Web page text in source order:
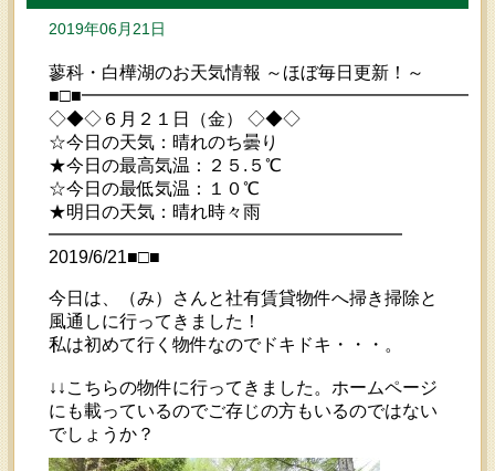
2019年06月21日
蓼科・白樺湖のお天気情報 ～ほぼ毎日更新！～
◇◆◇６月２１日（金） ◇◆◇
☆今日の天気：晴れのち曇り
★今日の最高気温：２５.５℃
☆今日の最低気温：１０℃
★明日の天気：晴れ時々雨
━━━━━━━━━━━━━━━━━━━━
2019/6/21■□■
今日は、（み）さんと社有賃貸物件へ掃き掃除と
風通しに行ってきました！
私は初めて行く物件なのでドキドキ・・・。
↓↓こちらの物件に行ってきました。ホームページ
にも載っているのでご存じの方もいるのではない
でしょうか？